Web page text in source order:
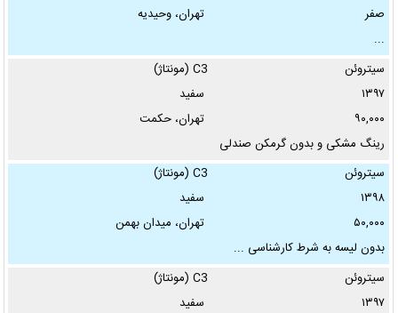
صفر
تهران، وحیدیه
...
سیتروئن
C3 (مونتاژ)
۱۳۹۷
سفید
۹۰,۰۰۰
تهران، حکمت
رینگ مشکی و بدون گرمکن صندلی
...
سیتروئن
C3 (مونتاژ)
۱۳۹۸
سفید
۵۰,۰۰۰
تهران، میدان بهمن
بدون لیسه به شرط کارشناسی ...
سیتروئن
C3 (مونتاژ)
۱۳۹۷
سفید